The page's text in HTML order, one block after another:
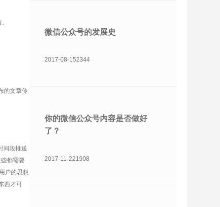
微信公众号的发展史
2017-08-152344
你的微信公众号内容是否做好
了？
2017-11-221908
的文章传
间段推送
都需要
户的思想
西才可